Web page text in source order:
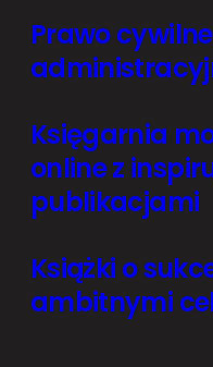
Prawo
Księgarnia
online z
publikacjami
Książki o
ambitnymi